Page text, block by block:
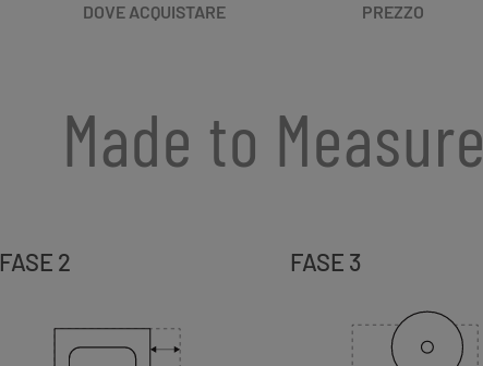
DOVE ACQUISTARE PREZZO
Made to Measure
FASE 2 FASE 3